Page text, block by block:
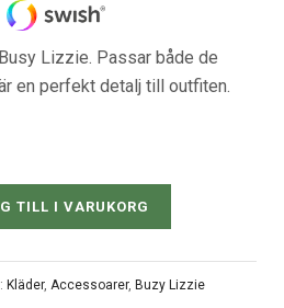
Lizzie. Passar både de
en perfekt detalj till outfiten.
TILL I VARUKORG
Kläder, Accessoarer, Buzy Lizzie